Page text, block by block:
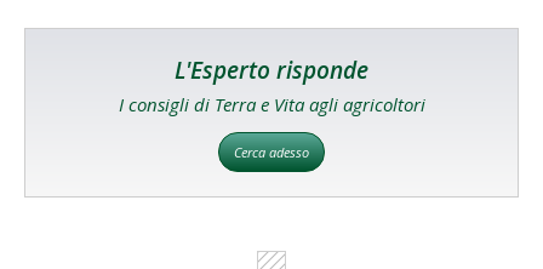
L'Esperto risponde
I consigli di Terra e Vita agli agricoltori
Cerca adesso